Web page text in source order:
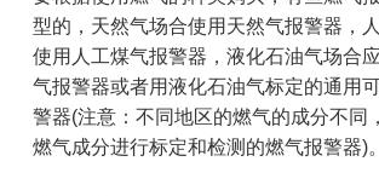
型的，天然气场合使用天然气报警器，
使用人工煤气报警器，液化石油气场合
气报警器或者用液化石油气标定的通用
警器(注意：不同地区的燃气的成分不同
燃气成分进行标定和检测的燃气报警器)。